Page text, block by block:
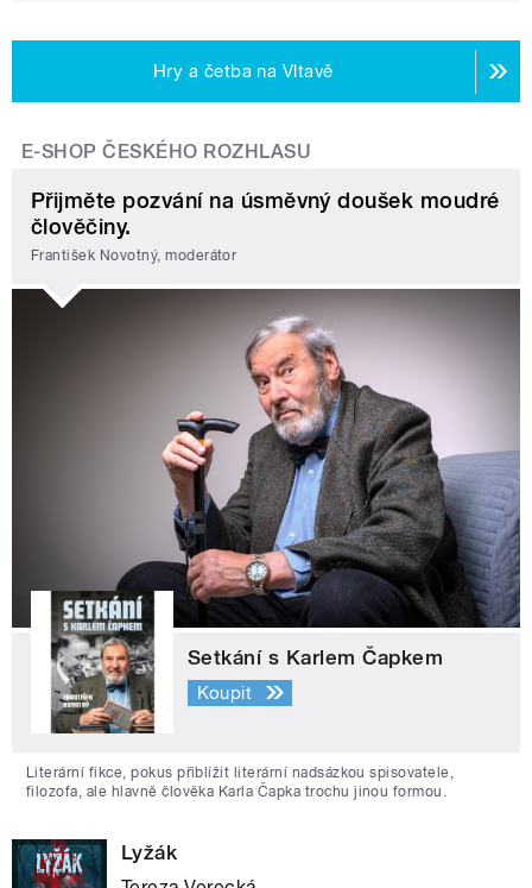
Hry a četba na Vltavě
E-SHOP ČESKÉHO ROZHLASU
Přijměte pozvání na úsměvný doušek moudré
člověčiny.
František Novotný, moderátor
Setkání s Karlem Čapkem
Koupit
Literární fikce, pokus přiblížit literární nadsázkou spisovatele,
filozofa, ale hlavně člověka Karla Čapka trochu jinou formou.
Lyžák